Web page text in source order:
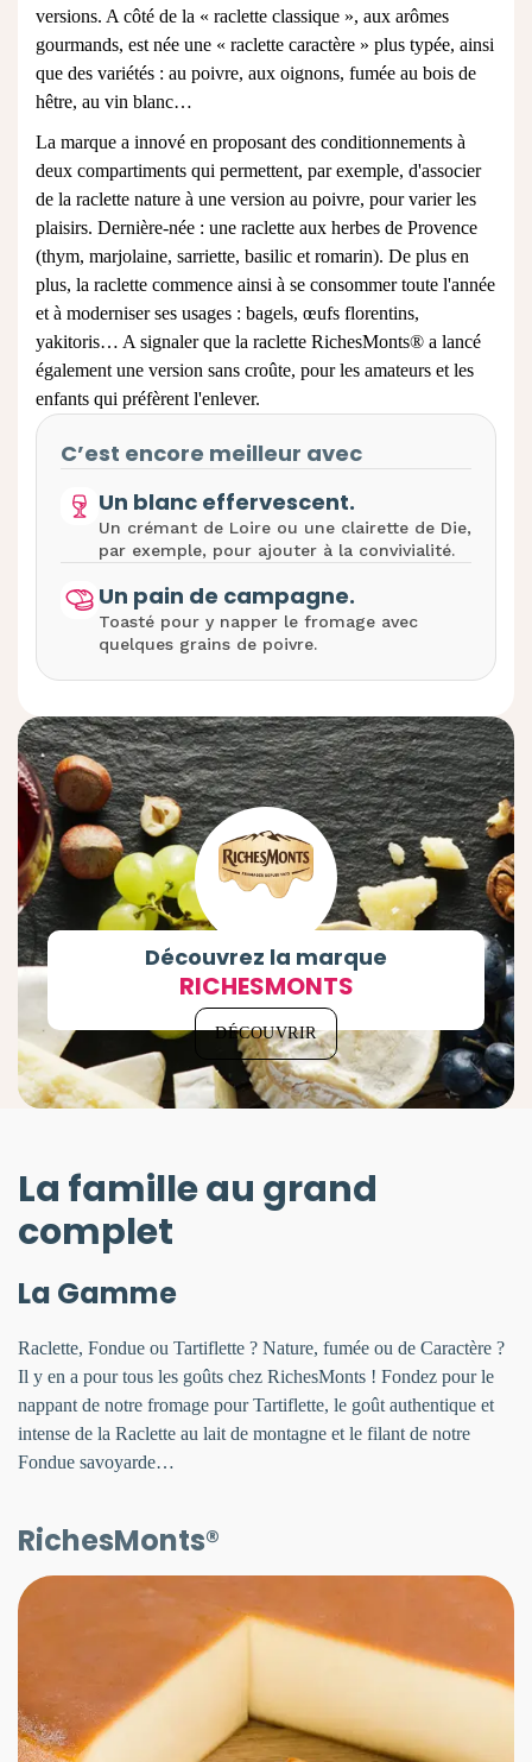
versions. A côté de la « raclette classique », aux arômes
gourmands, est née une « raclette caractère » plus typée, ainsi
que des variétés : au poivre, aux oignons, fumée au bois de
hêtre, au vin blanc…
La marque a innové en proposant des conditionnements à
deux compartiments qui permettent, par exemple, d'associer
de la raclette nature à une version au poivre, pour varier les
plaisirs. Dernière-née : une raclette aux herbes de Provence
(thym, marjolaine, sarriette, basilic et romarin). De plus en
plus, la raclette commence ainsi à se consommer toute l'année
et à moderniser ses usages : bagels, œufs florentins,
yakitoris… A signaler que la raclette RichesMonts® a lancé
également une version sans croûte, pour les amateurs et les
enfants qui préfèrent l'enlever.
C’est encore meilleur avec
Un blanc effervescent.
Un crémant de Loire ou une clairette de Die,
par exemple, pour ajouter à la convivialité.
Un pain de campagne.
Toasté pour y napper le fromage avec
quelques grains de poivre.
Découvrez la marque
RICHESMONTS
DÉCOUVRIR
La famille au grand
complet
La Gamme
Raclette, Fondue ou Tartiflette ? Nature, fumée ou de Caractère ?
Il y en a pour tous les goûts chez RichesMonts ! Fondez pour le
nappant de notre fromage pour Tartiflette, le goût authentique et
intense de la Raclette au lait de montagne et le filant de notre
Fondue savoyarde…
RichesMonts®